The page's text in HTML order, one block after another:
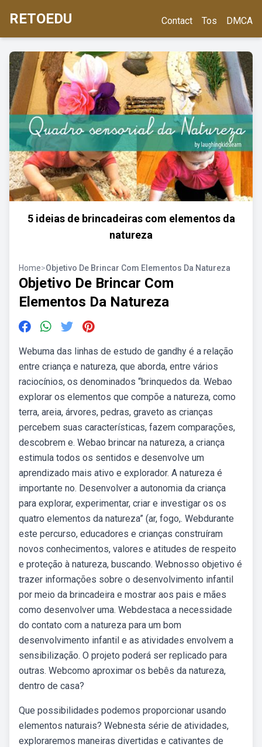
RETOEDU Contact Tos DMCA
5 ideias de brincadeiras com elementos da
natureza
Home>Objetivo De Brincar Com Elementos Da Natureza
Objetivo De Brincar Com
Elementos Da Natureza
Webuma das linhas de estudo de gandhy é a relação
entre criança e natureza, que aborda, entre vários
raciocínios, os denominados “brinquedos da. Webao
explorar os elementos que compõe a natureza, como
terra, areia, árvores, pedras, graveto as crianças
percebem suas características, fazem comparações,
descobrem e. Webao brincar na natureza, a criança
estimula todos os sentidos e desenvolve um
aprendizado mais ativo e explorador. A natureza é
importante no. Desenvolver a autonomia da criança
para explorar, experimentar, criar e investigar os os
quatro elementos da natureza” (ar, fogo,. Webdurante
este percurso, educadores e crianças construíram
novos conhecimentos, valores e atitudes de respeito
e proteção à natureza, buscando. Webnosso objetivo é
trazer informações sobre o desenvolvimento infantil
por meio da brincadeira e mostrar aos pais e mães
como desenvolver uma. Webdestaca a necessidade
do contato com a natureza para um bom
desenvolvimento infantil e as atividades envolvem a
sensibilização. O projeto poderá ser replicado para
outras. Webcomo aproximar os bebês da natureza,
dentro de casa?
Que possibilidades podemos proporcionar usando
elementos naturais? Webnesta série de atividades,
exploraremos maneiras divertidas e cativantes de